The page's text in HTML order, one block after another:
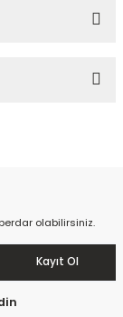
olabilirsiniz.
Kayıt Ol